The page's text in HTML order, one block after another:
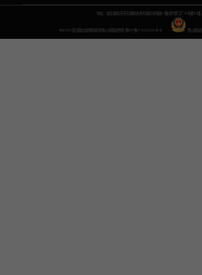
地址：湖北省武汉市东湖新技术开发区关南园一路当代梦工厂4号楼
©2020武汉联合创想科技有限公司版权所有 鄂ICP备17031026号-8 鄂公网